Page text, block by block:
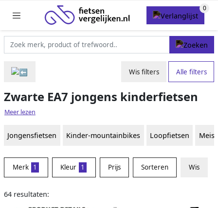
Wis filters Alle filters
Zwarte EA7 jongens kinderfietsen
Meer lezen
Jongensfietsen Kinder-mountainbikes Loopfietsen
Merk 1 Kleur 1 Prijs Sorteren Wis
64 resultaten: